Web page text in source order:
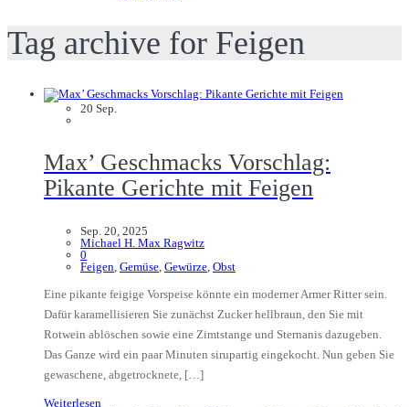
Tag archive for Feigen
20 Sep.
Max’ Geschmacks Vorschlag:
Pikante Gerichte mit Feigen
Sep. 20, 2025
Michael H. Max Ragwitz
0
Feigen Gemüse Gewürze Obst
Eine pikante feigige Vorspeise könnte ein moderner Armer Ritter sein.
Dafür karamellisieren Sie zunächst Zucker hellbraun, den Sie mit
Rotwein ablöschen sowie eine Zimtstange und Sternanis dazugeben.
Das Ganze wird ein paar Minuten sirupartig eingekocht. Nun geben Sie
gewaschene, abgetrocknete, […]
Weiterlesen